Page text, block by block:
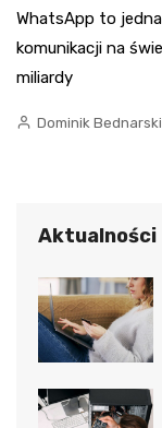
WhatsApp to
komunikacji na
miliardy
Dominik Bednarski
Aktualności